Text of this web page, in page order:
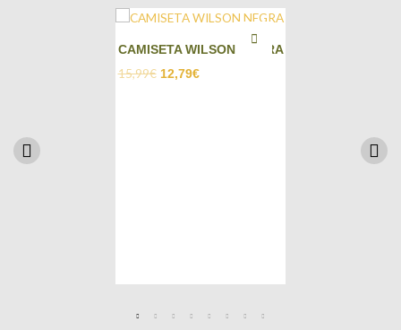
CAMISETA WILSON NEGRA
15,99€ 12,79€